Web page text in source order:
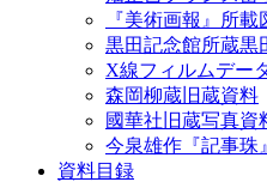
『美術画報』所
黒田記念館所蔵黒
X線フィルムデー
森岡柳蔵旧蔵資料
國華社旧蔵写真資
今泉雄作『記事珠』
資料目録